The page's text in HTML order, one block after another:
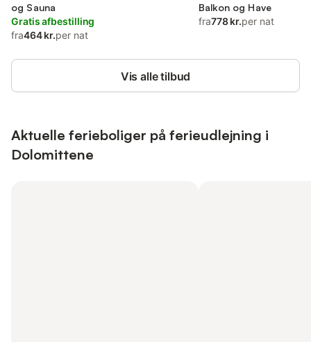
og Sauna
Gratis afbestilling
fra464 kr.per nat
Balkon og Have
fra778 kr.per nat
Vis alle tilbud
Aktuelle ferieboliger på ferieudlejning i
Dolomittene